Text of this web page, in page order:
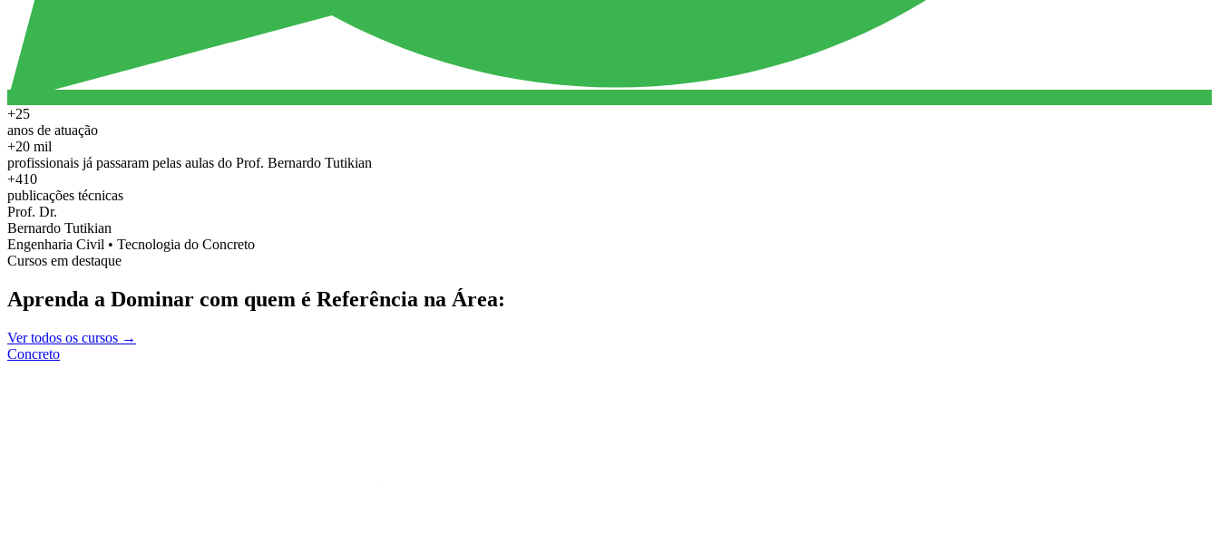
+25
anos de atuação
+20 mil
profissionais já passaram pelas aulas do Prof. Bernardo Tutikian
+410
publicações técnicas
Prof. Dr.
Bernardo Tutikian
Engenharia Civil • Tecnologia do Concreto
Cursos em destaque
Aprenda a Dominar com quem é Referência na Área:
Ver todos os cursos →
Concreto